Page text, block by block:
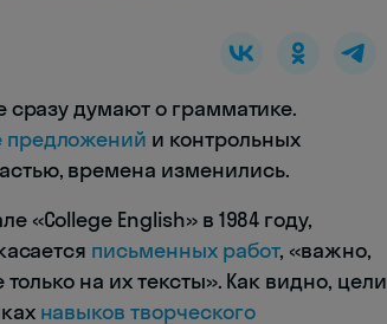
сразу думают о грамматике.
предложений и контрольных
времена изменились.
«College English» в 1984 году,
письменных работ, «важно,
на их тексты». Как видно, цели
навыков творческого